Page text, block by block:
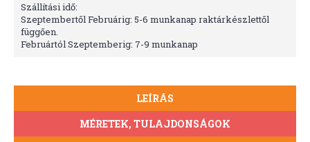
Szállítási idő:
Szeptembertől Februárig: 5-6 munkanap raktárkészlettől
függően.
Februártól Szeptemberig: 7-9 munkanap
LEÍRÁS
MÉRETEK, TULAJDONSÁGOK